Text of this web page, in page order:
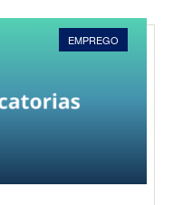
EMPREGO